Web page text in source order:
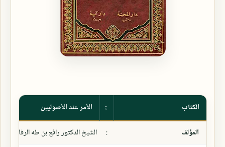
الكتاب :
الأمر عند الأصوليين
المؤلف
:
الشيخ الدكتور رافع بن طه الرفاعي